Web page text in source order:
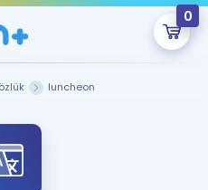
0
An Boş.
onlarca eğitim seni
luncheon